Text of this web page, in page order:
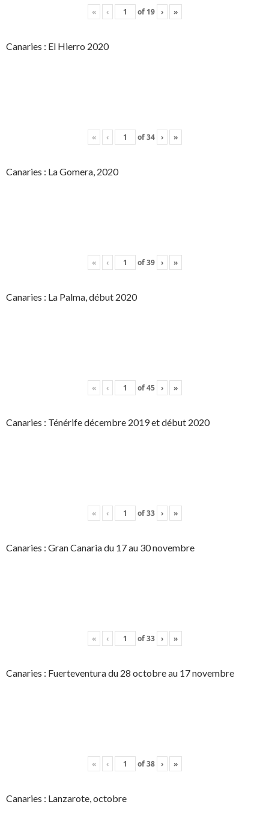
« ‹ of 19 › »
Canaries : El Hierro 2020
« ‹ of34 › »
Canaries : La Gomera, 2020
« ‹ of39 › »
Canaries : La Palma, début 2020
« ‹ of45 › »
Canaries : Ténérife décembre 2019 et début 2020
« ‹ of33 › »
Canaries : Gran Canaria du 17 au 30 novembre
« ‹ of33 › »
Canaries : Fuerteventura du 28 octobre au 17 novembre
« ‹ of38 › »
Canaries : Lanzarote, octobre